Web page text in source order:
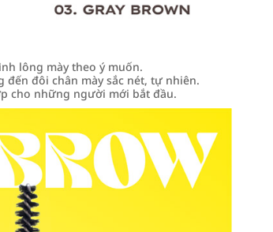
lông mày theo ý muốn.
đến đôi chân mày sắc nét, tự nhiên.
cho những người mới bắt đầu.